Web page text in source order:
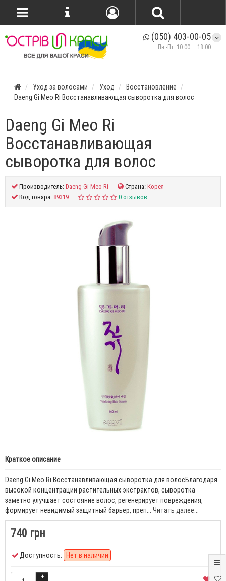
(050) 403-00-05
Пн.-Пт. 10:00 — 18:00
Уход за волосами Уход
Восстановление
Daeng Gi Meo Ri Восстанавливающая сыворотка для волос
Daeng Gi Meo Ri
Восстанавливающая
сыворотка для волос
Производитель:Daeng Gi Meo Ri Страна:Корея
Код товара: 89319 0 отзывов
Краткое описание
Daeng Gi Meo Ri Восстанавливающая сыворотка для волосБлагодаря
высокой концентрации растительных экстрактов, сыворотка
заметно улучшает состояние волос, регенерирует повреждения,
формирует невидимый защитный барьер, преп... Читать далее...
740 грн
Доступность: Нет в наличии